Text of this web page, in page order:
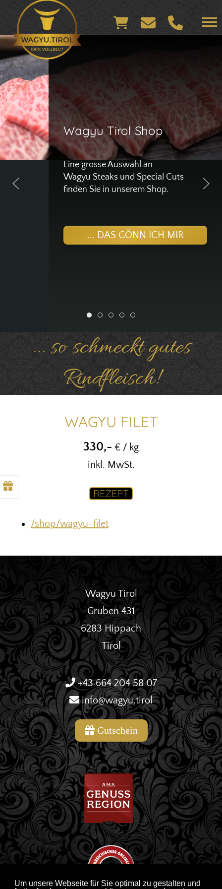
Um unsere Webseite für Sie optimal zu gestalten und
Wagyu Tirol Shop
Eine grosse Auswahl an
Wagyu Steaks und Special Cuts
finden Sie in unserem Shop.
... DAS GÖNN ICH MIR
... so schmeckt gutes
Rindfleisch!
WAGYU FILET
330,- € / kg
inkl. MwSt.
REZEPT
/shop/wagyu-filet
Wagyu Tirol
Gruben 431
6283 Hippach
Tirol
+43 664 204 58 07
info@wagyu.tirol
Gutschein